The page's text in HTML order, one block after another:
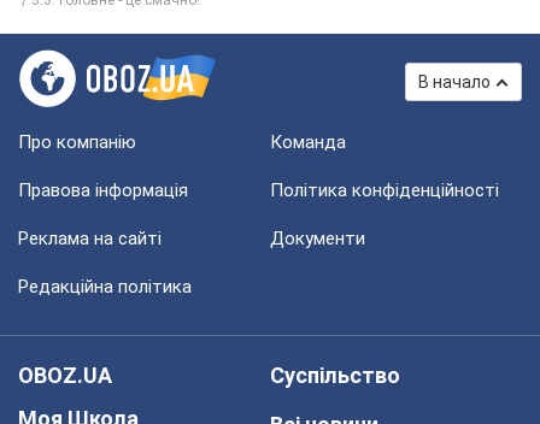
В начало
Про компанію Команда
Правова інформація Політика конфіденційності
Реклама на сайті Документи
Редакційна політика
OBOZ.UA
Моя Школа
Суспільство